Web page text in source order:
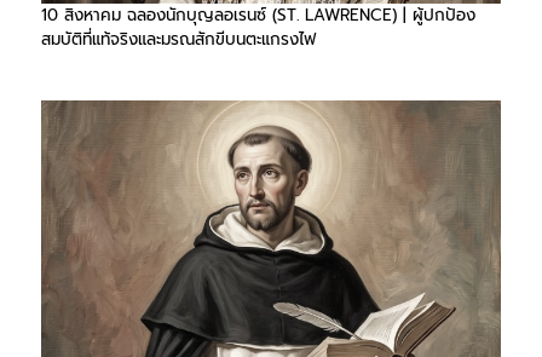
10 สิงหาคม ฉลองนักบุญลอเรนซ์ (ST. LAWRENCE) | ผู้ปกป้อง
สมบัติที่แท้จริงและมรณสักขีบนตะแกรงไฟ